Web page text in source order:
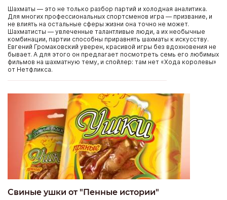
Шахматы — это не только разбор партий и холодная аналитика.
Для многих профессиональных спортсменов игра — призвание, и
не влиять на остальные сферы жизни она точно не может.
Шахматисты — увлеченные талантливые люди, а их необычные
комбинации, партии способны приравнять шахматы к искусству.
Евгений Громаковский уверен, красивой игры без вдохновения не
бывает. А для этого он предлагает посмотреть семь его любимых
фильмов на шахматную тему, и спойлер: там нет «Хода королевы»
от Нетфликса.
Свиные ушки от "Пенные истории"